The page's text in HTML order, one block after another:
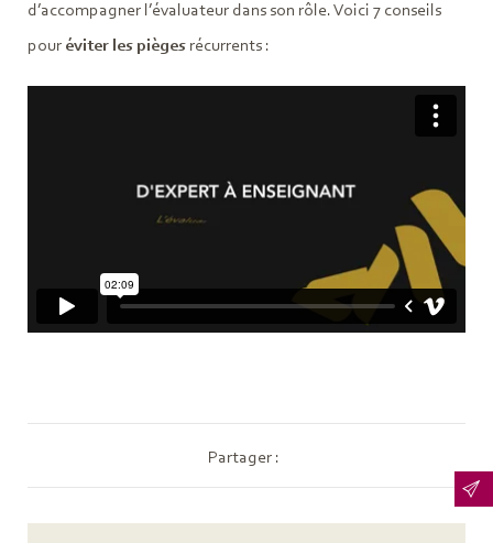
d’accompagner l’évaluateur dans son rôle. Voici 7 conseils
pour éviter les pièges récurrents :
Partager :